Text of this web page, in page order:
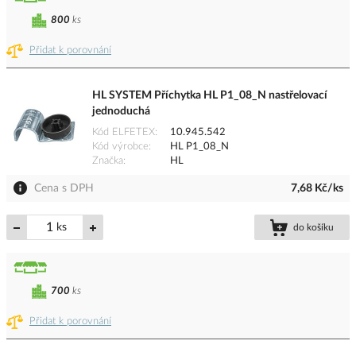
Přidat k porovnání
800 ks
HL SYSTEM Příchytka HL P1_08_N nastřelovací
jednoduchá
Kód ELFETEX
10.945.542
Kód výrobce
HL P1_08_N
Značka
HL
Cena s DPH 7,68 Kč/ks
ks do košíku
Přidat k porovnání
700 ks